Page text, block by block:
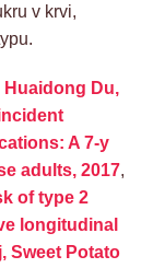
v krvi,
Huaidong Du,
A 7-y
adults, 2017,
of type 2
longitudinal
Sweet Potato